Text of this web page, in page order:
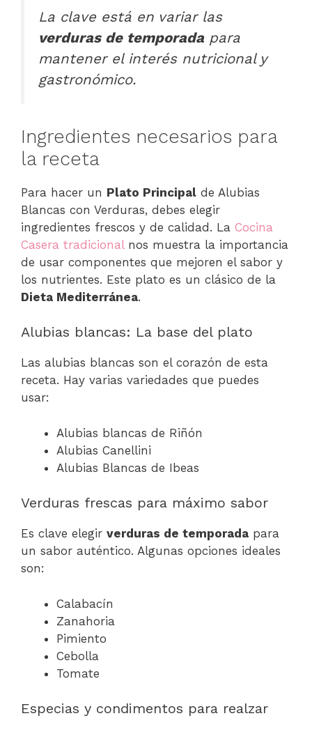
La clave está en variar las
verduras de temporadapara
mantener el interés nutricional y
gastronómico.
Ingredientes necesarios para
la receta
Para hacer un Plato Principal de Alubias
Blancas con Verduras, debes elegir
ingredientes frescos y de calidad. La Cocina
Casera tradicionalnos muestra la importancia
de usar componentes que mejoren el sabor y
los nutrientes. Este plato es un clásico de la
Dieta Mediterránea.
Alubias blancas: La base del plato
Las alubias blancas son el corazón de esta
receta. Hay varias variedades que puedes
usar:
Alubias blancas de Riñón
Alubias Canellini
Alubias Blancas de Ibeas
Verduras frescas para máximo sabor
Es clave elegir verduras de temporada para
un sabor auténtico. Algunas opciones ideales
son:
Calabacín
Zanahoria
Pimiento
Cebolla
Tomate
Especias y condimentos para realzar